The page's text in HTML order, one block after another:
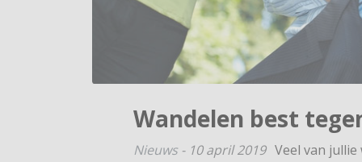
Wandelen best
Nieuws - 10 april 2019 Veel van